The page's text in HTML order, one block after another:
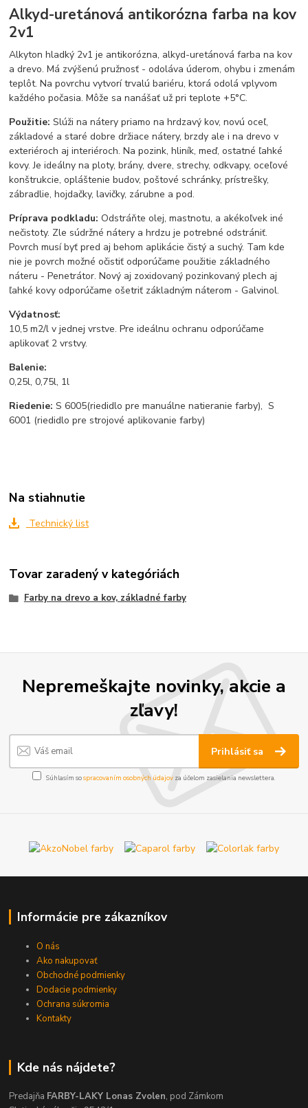
Alkyd-uretánová antikorózna farba na kov
2v1
Alkyton hladký 2v1 je antikorózna, alkyd-uretánová farba na kov
a drevo. Má zvýšenú pružnosť - odoláva úderom, ohybu i zmenám
teplôt. Na povrchu vytvorí trvalú bariéru, ktorá odolá vplyvom
každého počasia. Môže sa nanášať už pri teplote +5°C.
Použitie: Slúži na nátery priamo na hrdzavý kov, novú oceľ,
základové a staré dobre držiace nátery, brzdy ale i na drevo v
exteriéroch aj interiéroch. Na pozink, hliník, meď, ostatné ľahké
kovy.Je ideálny na ploty, brány, dvere, strechy, odkvapy, oceľové
konštrukcie, opláštenie budov, poštové schránky, prístrešky,
zábradlie, hojdačky, lavičky, zárubne a pod.
Príprava podkladu:Odstráňte olej, mastnotu, a akékoľvek iné
nečistoty. Zle súdržné nátery a hrdzu je potrebné odstrániť.
Povrch musí byť pred aj behom aplikácie čistý a suchý. Tam kde
nie je povrch možné očistiť odporúčame použitie základného
náteru - Penetrátor. Nový aj zoxidovaný pozinkovaný plech aj
ľahké kovy odporúčame ošetriť základným náterom - Galvinol.
Výdatnosť:
10,5 m2/l v jednej vrstve. Pre ideálnu ochranu odporúčame
aplikovať 2 vrstvy.
Balenie:
0,25l, 0,75l, 1l
Riedenie:S 6005(riedidlo pre manuálne natieranie farby), S
6001 (riedidlo pre strojové aplikovanie farby)
Na stiahnutie
Technický list
Tovar zaradený v kategóriách
Farby na drevo a kov, základné farby
Nepremeškajte novinky, akcie a
zľavy!
Prihlásiť sa
Súhlasím sospracovaním osobných údajov za účelom zasielania newslettera.
Informácie pre zákazníkov
O nás
Ako nakupovať
Obchodné podmienky
Dodacie podmienky
Ochrana súkromia
Kontakty
Kde nás nájdete?
Predajňa FARBY-LAKY Lonas Zvolen, pod Zámkom